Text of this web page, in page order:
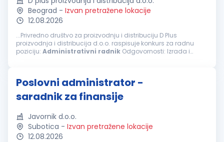
Beograd - Izvan pretražene lokacije
12.08.2026
...Privredno društvo za proizvodnju i distribuciju D Plus
proizvodnja i distribucija d.o.o. raspisuje konkurs za radnu
poziciju: Administrativni radnik Odgovornosti: Izrada i
Poslovni administrator -
saradnik za finansije
Javornik d.o.o.
Subotica - Izvan pretražene lokacije
12.08.2026